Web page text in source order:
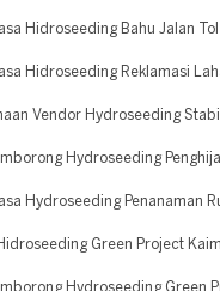
Hidroseeding Bahu Jalan
Hidroseeding Reklamasi
Vendor Hydroseeding
Hydroseeding
Hydroseeding Penanaman
Green Project
Hydroseeding Green